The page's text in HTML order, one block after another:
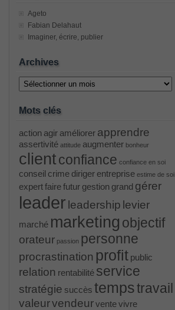
Ageto
Fabian Delahaut
Imaginer, écrire, publier
Archives
Archives
Mots clés
action agir améliorer apprendre
assertivité attitude augmenter bonheur
client confiance confiance en soi
conseil crime diriger entreprise estime de soi
expertfairefutur gestion grand gérer
leader leadership levier
marché marketing objectif
orateur passion personne
procrastination profit public
relation rentabilité service
stratégie succès tempstravail
valeurvendeurventevivre